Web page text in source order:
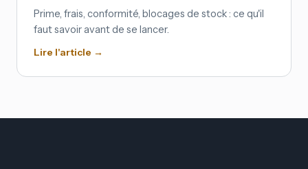
Prime, frais, conformité, blocages de stock : ce qu'il
faut savoir avant de se lancer.
Lire l'article →